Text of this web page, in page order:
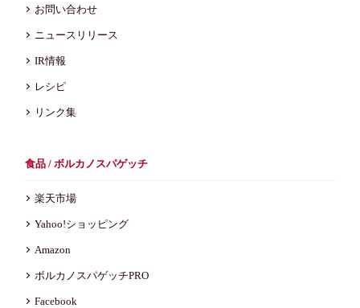
お問い合わせ
ニュースリリース
IR情報
レシピ
リンク集
食品 / ボルカノスパゲッチ
楽天市場
Yahoo!ショッピング
Amazon
ボルカノスパゲッチPRO
Facebook